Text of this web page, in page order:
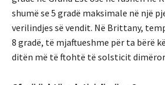
shumë se 5 gradë maksimale në një
verilindjes së vendit. Në Brittany,
8 gradë, të mjaftueshme për ta bërë
ditën më të ftohtë të solsticit dimëror